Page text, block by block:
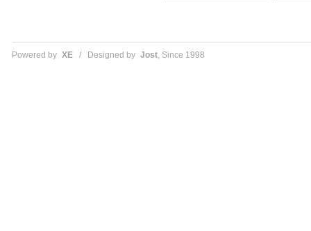
Powered by XE/ Designed by Jost, Since 1998